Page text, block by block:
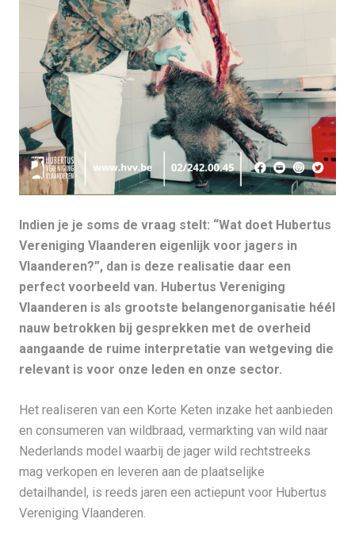
Indien je je soms de vraag stelt: “Wat doet Hubertus
Vereniging Vlaanderen eigenlijk voor jagers in
Vlaanderen?”, dan is deze realisatie daar een
perfect voorbeeld van. Hubertus Vereniging
Vlaanderen is als grootste belangenorganisatie héél
nauw betrokken bij gesprekken met de overheid
aangaande de ruime interpretatie van wetgeving die
relevant is voor onze leden en onze sector.
Het realiseren van een Korte Keten inzake het aanbieden
en consumeren van wildbraad, vermarkting van wild naar
Nederlands model waarbij de jager wild rechtstreeks
mag verkopen en leveren aan de plaatselijke
detailhandel, is reeds jaren een actiepunt voor Hubertus
Vereniging Vlaanderen.